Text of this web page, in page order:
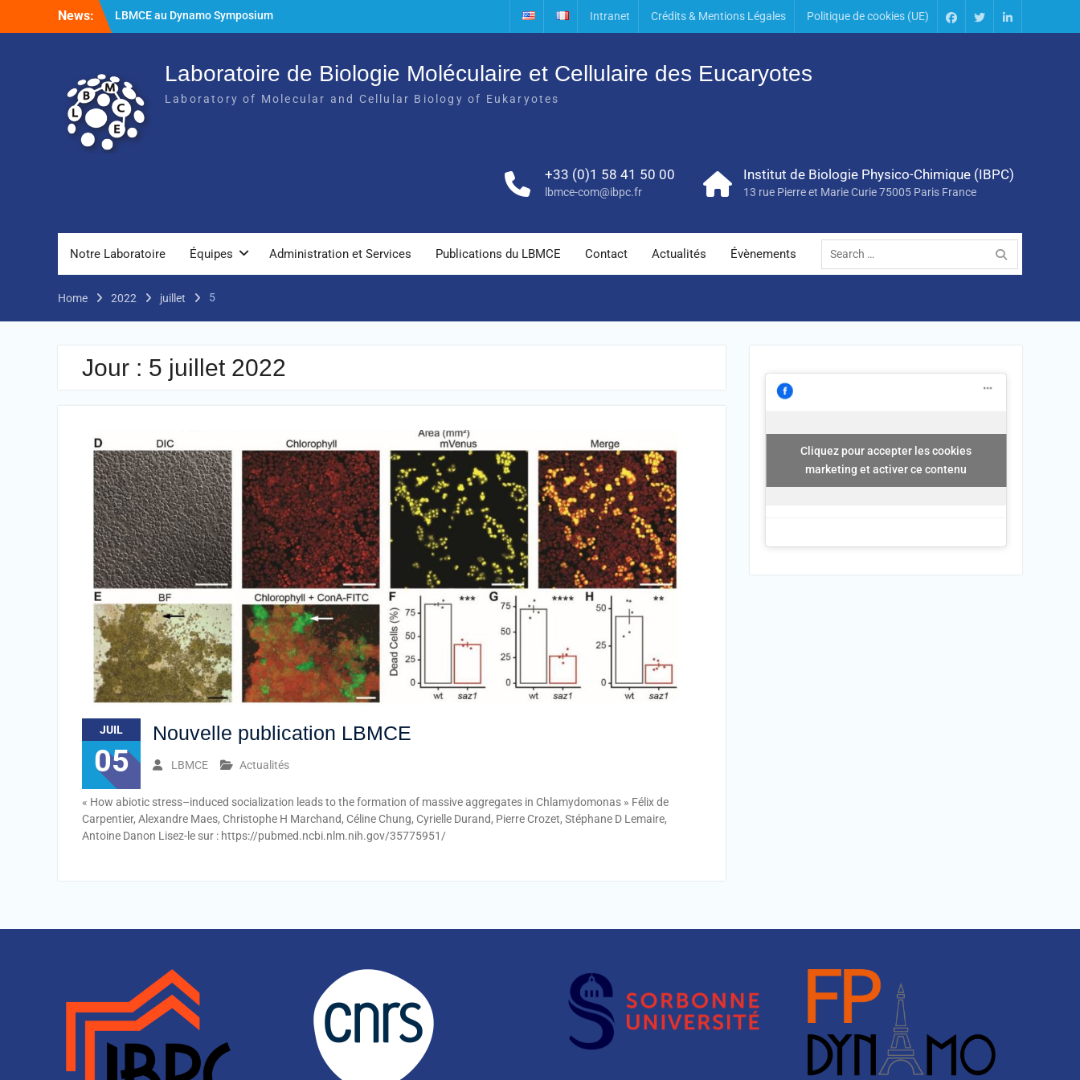
News:
LBMCE au Dynamo Symposium
LBMCE au Yeast meeting
Chaperons Moléculaires et Biogenèse des
Assemblages Macromoléculaires
Intranet Crédits & Mentions Légales Politique de cookies (UE)
Laboratoire de Biologie Moléculaire et Cellulaire des Eucaryotes
Laboratory of Molecular and Cellular Biology of Eukaryotes
+33 (0)1 58 41 50 00
lbmce-com@ibpc.fr
Institut de Biologie Physico-Chimique (IBPC)
13 rue Pierre et Marie Curie 75005 Paris France
Notre Laboratoire Équipes Administration et Services Publications du LBMCE Contact Actualités Évènements
Home 2022 juillet 5
Jour : 5 juillet 2022
JUIL
05
Nouvelle publication LBMCE
LBMCE Actualités
« How abiotic stress–induced socialization leads to the formation of massive aggregates in Chlamydomonas » Félix de
Carpentier, Alexandre Maes, Christophe H Marchand, Céline Chung, Cyrielle Durand, Pierre Crozet, Stéphane D Lemaire,
Antoine Danon Lisez-le sur : https://pubmed.ncbi.nlm.nih.gov/35775951/
Cliquez pour accepter les cookies
marketing et activer ce contenu